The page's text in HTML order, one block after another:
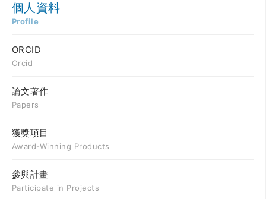
個人資料
Profile
ORCID
Orcid
論文著作
Papers
獲獎項目
Award-Winning Products
參與計畫
Participate in Projects